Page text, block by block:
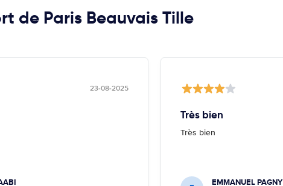
de Paris Beauvais Tille
23-08-2025
Très bien
Très bien
EMMANUEL PAGNY